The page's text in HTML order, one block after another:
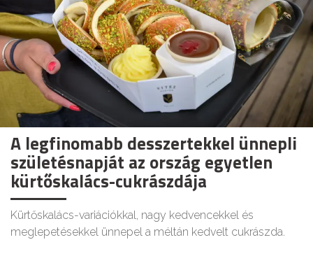
A legfinomabb desszertekkel ünnepli
születésnapját az ország egyetlen
kürtőskalács-cukrászdája
Kürtőskalács-variációkkal, nagy kedvencekkel és
meglepetésekkel ünnepel a méltán kedvelt cukrászda.